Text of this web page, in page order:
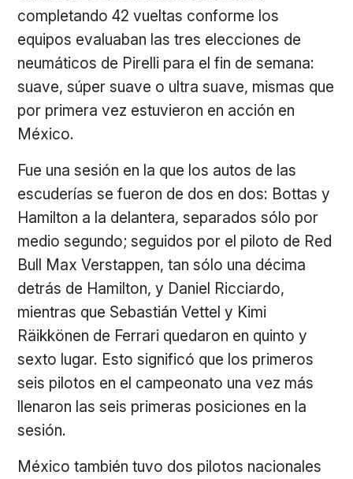
completando 42 vueltas conforme los
equipos evaluaban las tres elecciones de
neumáticos de Pirelli para el fin de semana:
suave, súper suave o ultra suave, mismas que
por primera vez estuvieron en acción en
México.
Fue una sesión en la que los autos de las
escuderías se fueron de dos en dos: Bottas y
Hamilton a la delantera, separados sólo por
medio segundo; seguidos por el piloto de Red
Bull Max Verstappen, tan sólo una décima
detrás de Hamilton, y Daniel Ricciardo,
mientras que Sebastián Vettel y Kimi
Räikkönen de Ferrari quedaron en quinto y
sexto lugar. Esto significó que los primeros
seis pilotos en el campeonato una vez más
llenaron las seis primeras posiciones en la
sesión.
México también tuvo dos pilotos nacionales